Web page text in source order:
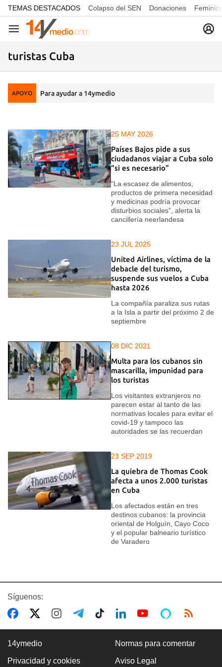
common.go-to-content
TEMAS DESTACADOS Colapso del SEN Donaciones
Navegación
turistas Cuba
APOYO Para ayudar a 14ymedio
25 MAY 2026
Países Bajos pide a sus
ciudadanos viajar a Cuba solo
“si es necesario”
“La escasez de alimentos,
productos de primera necesidad
y medicinas podría provocar
disturbios sociales”, alerta la
cancillería neerlandesa
23 JUL 2025
United Airlines, víctima de la
debacle del turismo,
suspende sus vuelos a Cuba
hasta 2026
La compañía paraliza sus rutas
a la Isla a partir del próximo 2 de
septiembre
08 DIC 2021
Multa para los cubanos sin
mascarilla, impunidad para
los turistas
Los visitantes extranjeros no
parecen estar al tanto de las
normativas locales para evitar el
covid-19 y tampoco las
autoridades se las recuerdan
23 SEP 2019
La quiebra de Thomas Cook
afecta a unos 2.000 turistas
en Cuba
Los afectados están en tres
destinos cubanos: la provincia
oriental de Holguín, Cayo Coco
y el popular balneario turístico
de Varadero
Síguenos:
14ymedio Normas para comentar
Privacidad y cookies Aviso Legal